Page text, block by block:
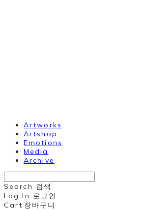
Artworks
Artshop
Emotions
Media
Archive
Search 검색
Log In 로그인
Cart 장바구니